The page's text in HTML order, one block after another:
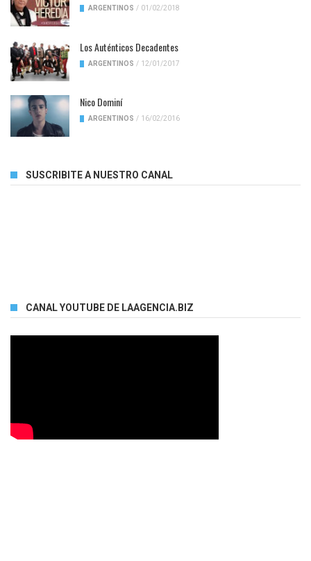
ARGENTINOS / 01/02/2018
Los Auténticos Decadentes
ARGENTINOS / 12/01/2017
Nico Dominí
ARGENTINOS / 16/02/2016
SUSCRIBITE A NUESTRO CANAL
CANAL YOUTUBE DE LAAGENCIA.BIZ